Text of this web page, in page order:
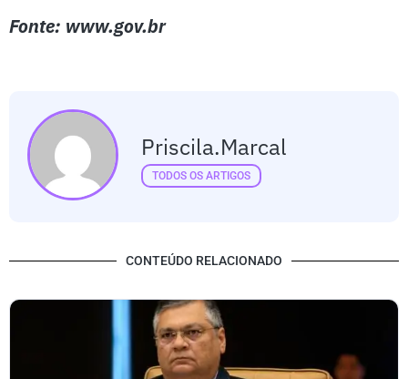
Fonte: www.gov.br
Priscila.marcal
TODOS OS ARTIGOS
CONTEÚDO RELACIONADO